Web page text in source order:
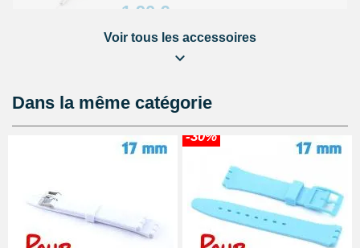
1,90 €
À configurer
Loupe grossissante 10X avec
LED
8,90 €
Loupe grossissante 10X
6,90 €
Voir tous les accessoires
Dans la même catégorie
-30%